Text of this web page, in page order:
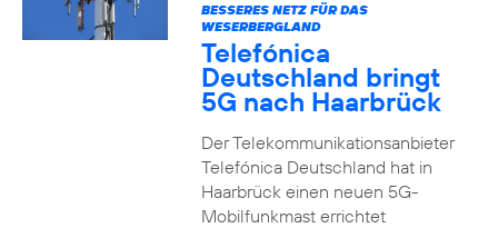
BESSERES NETZ FÜR DAS
WESERBERGLAND
Telefónica
Deutschland bringt
5G nach Haarbrück
Der Telekommunikationsanbieter
Telefónica Deutschland hat in
Haarbrück einen neuen 5G-
Mobilfunkmast errichtet